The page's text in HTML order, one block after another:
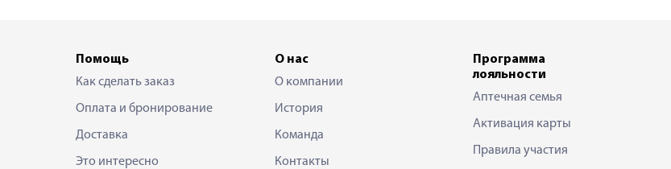
Помощь
Как сделать заказ
Оплата и бронирование
Доставка
Это интересно
О нас
О компании
История
Команда
Контакты
Программа
лояльности
Аптечная семья
Активация карты
Правила участия